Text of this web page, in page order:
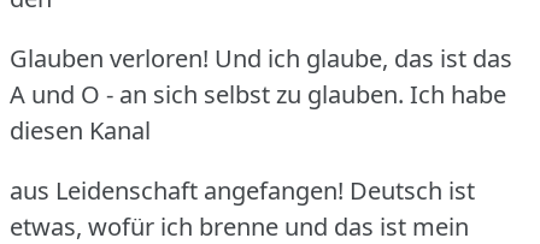
Glauben verloren! Und ich glaube, das ist das
A und O - an sich selbst zu glauben. Ich habe
diesen Kanal
aus Leidenschaft angefangen! Deutsch ist
etwas, wofür ich brenne und das ist mein